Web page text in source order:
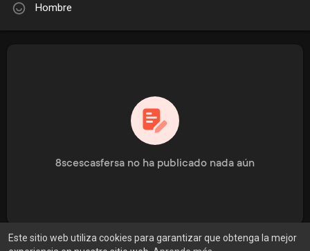
Este sitio web utiliza cookies para garantizar que obtenga la mejor
Hombre
8scescasfersa no ha publicado nada aún